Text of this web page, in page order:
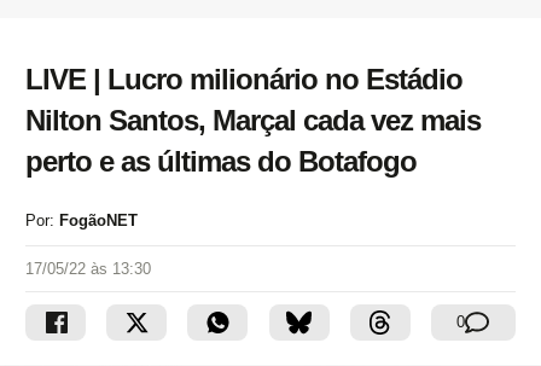
LIVE | Lucro milionário no Estádio
Nilton Santos, Marçal cada vez mais
perto e as últimas do Botafogo
Por: FogãoNET
17/05/22 às 13:30
0